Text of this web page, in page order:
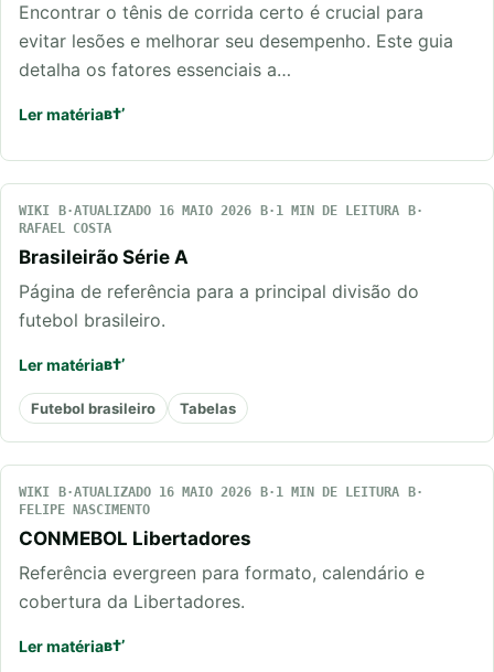
Encontrar o tênis de corrida certo é crucial para
evitar lesões e melhorar seu desempenho. Este guia
detalha os fatores essenciais a…
Ler matéria
WIKI ATUALIZADO 16 MAIO 2026
1 MIN DE LEITURA
RAFAEL COSTA
Brasileirão Série A
Página de referência para a principal divisão do
futebol brasileiro.
Ler matéria
Futebol brasileiro Tabelas
WIKI ATUALIZADO 16 MAIO 2026
1 MIN DE LEITURA
FELIPE NASCIMENTO
CONMEBOL Libertadores
Referência evergreen para formato, calendário e
cobertura da Libertadores.
Ler matéria